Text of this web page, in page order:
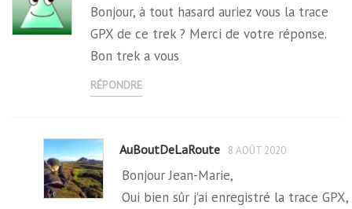
Bonjour, à tout hasard auriez vous la trace
GPX de ce trek ? Merci de votre réponse.
Bon trek a vous
RÉPONDRE
AuBoutDeLaRoute 8 AOÛT 2020
Bonjour Jean-Marie,
Oui bien sûr j’ai enregistré la trace GPX,